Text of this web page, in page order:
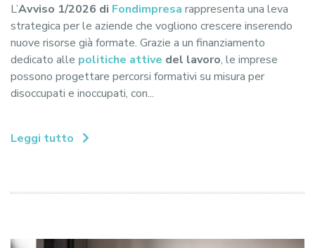
L’Avviso 1/2026 di Fondimpresa rappresenta una leva
strategica per le aziende che vogliono crescere inserendo
nuove risorse già formate. Grazie a un finanziamento
dedicato alle politiche attive del lavoro, le imprese
possono progettare percorsi formativi su misura per
disoccupati e inoccupati, con...
Leggi tutto